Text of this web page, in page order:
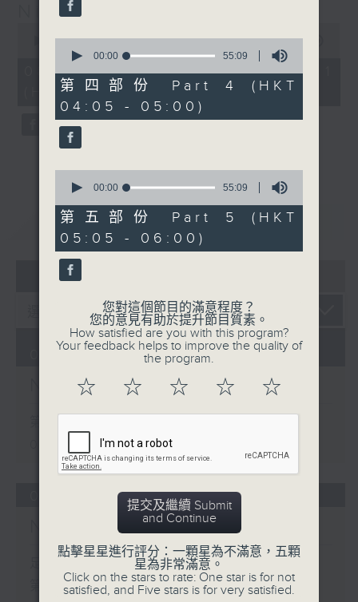
Seven days a week from 1.05am...
Night Music on Radio 3
seconds
minutes,
seconds
00:00 54:59
08/08/2026 - 第一部份 Part 1
(HKT 01:05 - 02:00)
重溫 CATCHUP
07 - 08
08/08/2026
Night Music on Radio 3
07/08/2026
Night Music on Radio 3
足本 Full (HKT 01:05 - 06:00)
第一部份 Part 1 (HKT 01:05 -
seconds
55
minutes,
9
seconds
00:00 55:09
第四部份 Part 4 (HKT
04:05 - 05:00)
seconds
55
minutes,
9
seconds
00:00 55:09
第五部份 Part 5 (HKT
05:05 - 06:00)
您對這個節目的滿意程度？
您的意見有助於提升節目質素。
How satisfied are you with this program?
Your feedback helps to improve the quality of
the program.
☆ ☆ ☆ ☆ ☆
提交及繼續 Submit
and Continue
點擊星星進行評分：一顆星為不滿意，五顆
星為非常滿意。
Click on the stars to rate: One star is for not
satisfied, and Five stars is for very satisfied.